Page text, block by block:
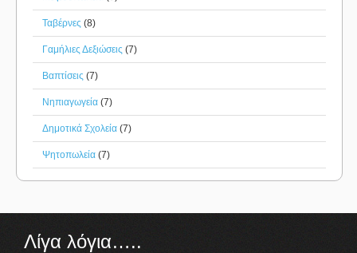
Ταβέρνες (8)
Γαμήλιες Δεξιώσεις (7)
Βαπτίσεις (7)
Νηπιαγωγεία (7)
Δημοτικά Σχολεία (7)
Ψητοπωλεία (7)
Λίγα λόγια…..